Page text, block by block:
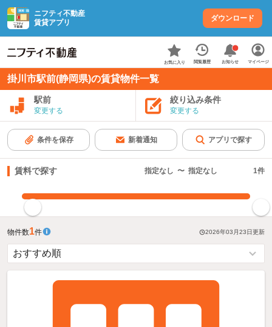
ニフティ不動産
賃貸アプリ
ダウンロード
お気に入り 閲覧履歴 お知らせ マイページ
掛川市駅前(静岡県)の賃貸物件一覧
駅前
変更する
絞り込み条件
変更する
条件を保存 新着通知 アプリで探す
賃料で探す 指定なし 〜 指定なし 1件
物件数1件 2026年03月23日更新